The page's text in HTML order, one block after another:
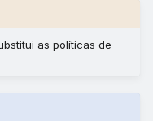
as políticas de